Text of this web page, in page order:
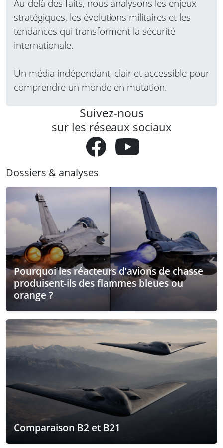
Au-delà des faits, nous analysons les enjeux
stratégiques, les évolutions militaires et les
tendances qui transforment la sécurité
internationale.
Un média indépendant, clair et accessible pour
comprendre un monde en mutation.
Suivez-nous
sur les réseaux sociaux
Dossiers & analyses
Pourquoi les réacteurs d’avions de chasse
produisent-ils des flammes bleues ou
orange ?
Comparaison B2 et B21